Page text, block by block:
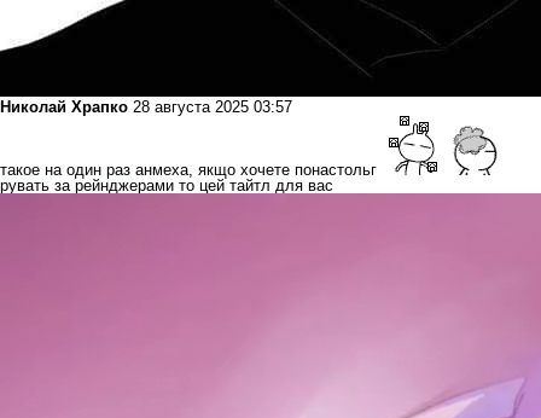
Николай Храпко 28 августа 2025 03:57
такое на один раз анмеха, якщо хочете понастольг
рувать за рейнджерами то цей тайтл для вас